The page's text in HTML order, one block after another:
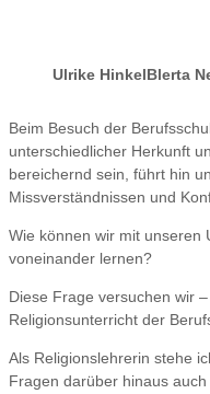
Ulrike HinkelBlerta
Beim Besuch der
unterschiedlicher Herkunft
bereichernd sein, führt hin
Missverständnissen und
Wie können wir mit unseren
voneinander lernen?
Diese Frage versuchen wir
Religionsunterricht der
Als Religionslehrerin stehe
Fragen darüber hinaus